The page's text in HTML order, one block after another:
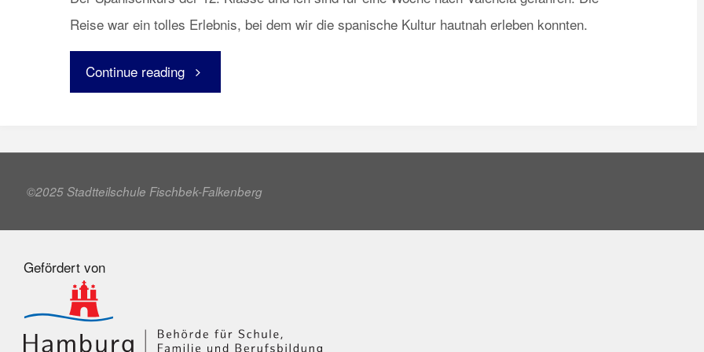
Reise war ein tolles Erlebnis, bei dem wir die spanische Kultur hautnah erleben konnten.
Continue reading"Ab
Valencia!"
©2025 Stadtteilschule Fischbek-Falkenberg
Gefördert von